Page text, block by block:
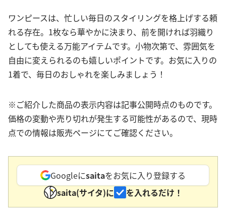
ワンピースは、忙しい毎日のスタイリングを格上げする頼
れる存在。1枚なら華やかに決まり、前を開ければ羽織り
としても使える万能アイテムです。小物次第で、雰囲気を
自由に変えられるのも嬉しいポイントです。お気に入りの
1着で、毎日のおしゃれを楽しみましょう！
※ご紹介した商品の表示内容は記事公開時点のものです。
価格の変動や売り切れが発生する可能性があるので、現時
点での情報は販売ページにてご確認ください。
Googleにsaitaをお気に入り登録する
saita(サイタ)に
を入れるだけ！